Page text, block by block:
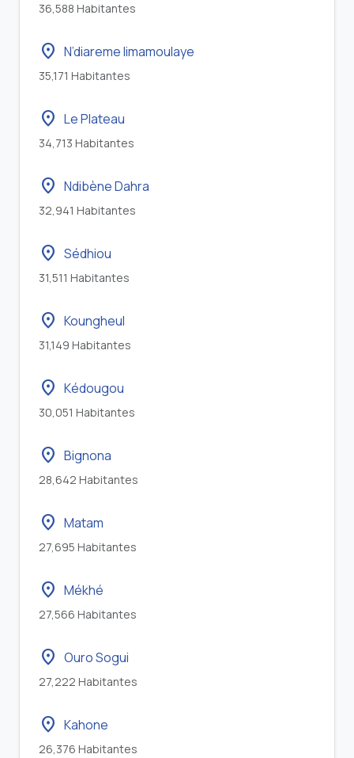
36,588 Habitantes
location_on N’diareme limamoulaye
35,171 Habitantes
location_on Le Plateau
34,713 Habitantes
location_on Ndibène Dahra
32,941 Habitantes
location_on Sédhiou
31,511 Habitantes
location_on Koungheul
31,149 Habitantes
location_on Kédougou
30,051 Habitantes
location_on Bignona
28,642 Habitantes
location_on Matam
27,695 Habitantes
location_on Mékhé
27,566 Habitantes
location_on Ouro Sogui
27,222 Habitantes
location_on Kahone
26,376 Habitantes